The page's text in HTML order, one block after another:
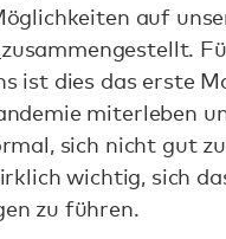
auf
zusammengestellt.
ist dies das erste
miterleben
sich nicht gut
wichtig, sich
zu führen.